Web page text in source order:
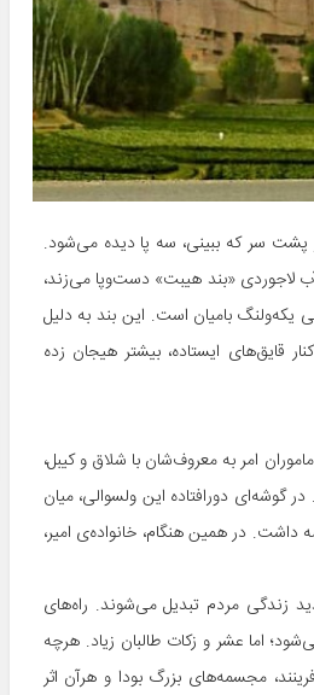
پشت‌ سر که ببینی، سه پا دیده می‌شود.
لاجوردی «بند هیبت» دست‌و‌پا می‌زند،
بامیان است. این بند به دلیل
ایستاده، بیشتر هیجان زده
و ماموران امر به ‌معروف‌شان با شلاق و کیبل،
گوشه‌‌ای دورافتاده این ولسوالی، میان
داشت. در همین هنگام، خانواده‌ی امیر،
زندگی مردم تبدیل می‌شوند. راه‌های
اما عشر و زکات طالبان زیاد. هرچه
مجسمه‌های بزرگ بودا و هرآن اثر